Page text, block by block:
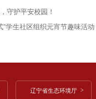
守护平安校园！
学生社区组织元宵节趣味活动
辽宁省生态环境厅